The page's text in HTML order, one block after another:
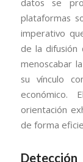
plataformas
imperativo
de la difusión
menoscabar
su vínculo
económico.
orientación
de forma